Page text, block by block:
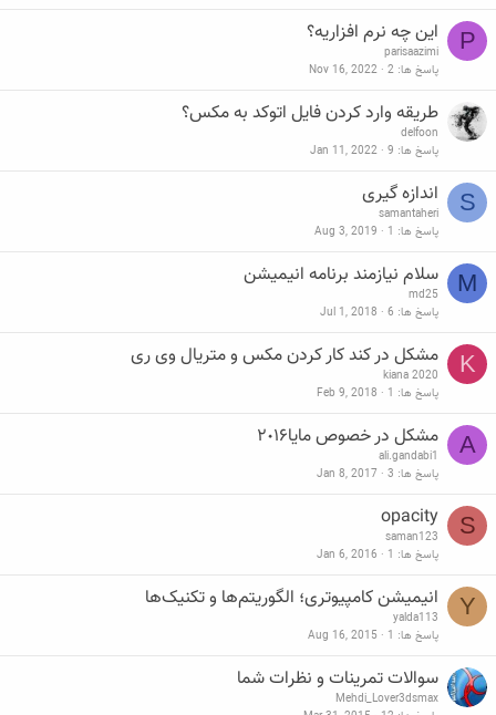
P این چه نرم افزاریه؟
parisaazimi
پاسخ ها 2
Nov 16, 2022
طریقه وارد کردن فایل اتوکد به مکس؟
delfoon
پاسخ ها 9
Jan 11, 2022
S اندازه گیری
samantaheri
پاسخ ها 1
Aug 3, 2019
M سلام نیازمند برنامه انیمیشن
md25
پاسخ ها 6
Jul 1, 2018
K مشکل در کند کار کردن مکس و متریال وی ری
kiana 2020
پاسخ ها 1
Feb 9, 2018
A مشکل در خصوص مایا٢٠١۶
ali.gandabi1
پاسخ ها 3
Jan 8, 2017
S
opacity
saman123
پاسخ ها 1
Jan 6, 2016
Y انیمیشن کامپیوتری؛ الگوریتم‌ها و تکنیک‌ها
yalda113
پاسخ ها 1
Aug 16, 2015
سوالات تمرینات و نظرات شما
Mehdi_Lover3dsmax